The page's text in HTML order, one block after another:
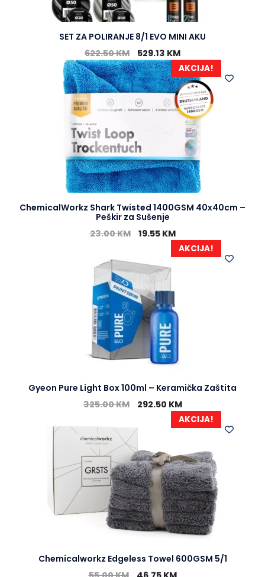
SET ZA POLIRANJE 8/1 EVO MINI AKU
622.50KM 529.13 KM
AKCIJA!
ChemicalWorkz Shark Twisted 1400GSM 40x40cm –
Peškir za Sušenje
23.00KM 19.55 KM
AKCIJA!
Gyeon Pure Light Box 100ml – Keramička Zaštita
325.00KM 292.50 KM
AKCIJA!
Chemicalworkz Edgeless Towel 600GSM 5/1